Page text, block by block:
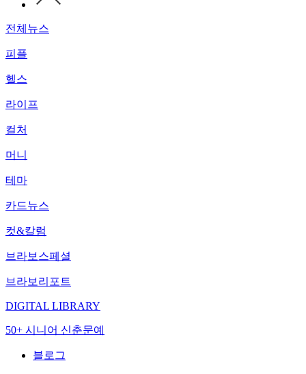
전체뉴스
피플
헬스
라이프
컬처
머니
테마
카드뉴스
컷&칼럼
브라보스페셜
브라보리포트
DIGITAL LIBRARY
50+ 시니어 신춘문예
블로그